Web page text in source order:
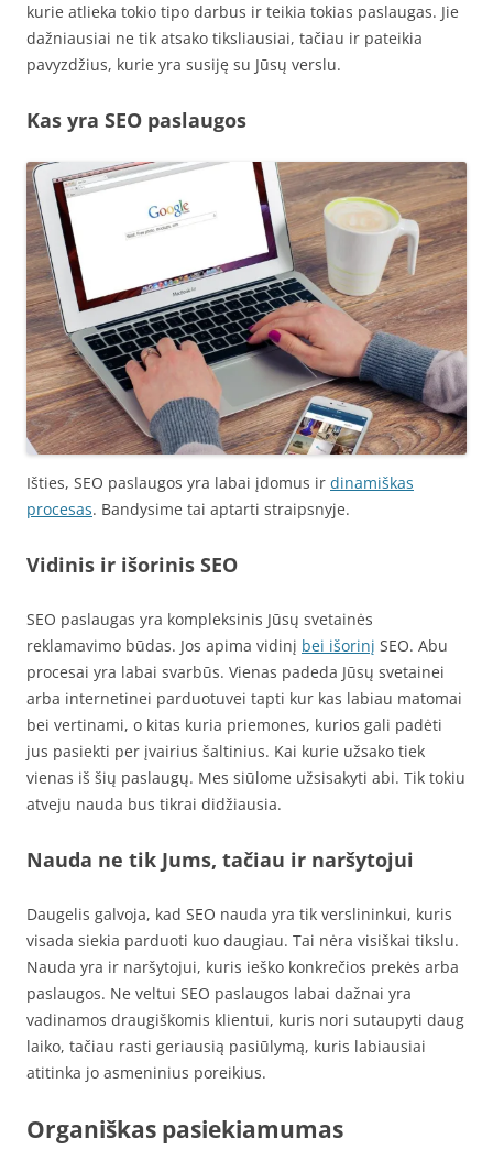
kurie atlieka tokio tipo darbus ir teikia tokias paslaugas. Jie
dažniausiai ne tik atsako tiksliausiai, tačiau ir pateikia
pavyzdžius, kurie yra susiję su Jūsų verslu.
Kas yra SEO paslaugos
Išties, SEO paslaugos yra labai įdomus ir dinamiškas
procesas. Bandysime tai aptarti straipsnyje.
Vidinis ir išorinis SEO
SEO paslaugas yra kompleksinis Jūsų svetainės
reklamavimo būdas. Jos apima vidinį bei išorinį SEO. Abu
procesai yra labai svarbūs. Vienas padeda Jūsų svetainei
arba internetinei parduotuvei tapti kur kas labiau matomai
bei vertinami, o kitas kuria priemones, kurios gali padėti
jus pasiekti per įvairius šaltinius. Kai kurie užsako tiek
vienas iš šių paslaugų. Mes siūlome užsisakyti abi. Tik tokiu
atveju nauda bus tikrai didžiausia.
Nauda ne tik Jums, tačiau ir naršytojui
Daugelis galvoja, kad SEO nauda yra tik verslininkui, kuris
visada siekia parduoti kuo daugiau. Tai nėra visiškai tikslu.
Nauda yra ir naršytojui, kuris ieško konkrečios prekės arba
paslaugos. Ne veltui SEO paslaugos labai dažnai yra
vadinamos draugiškomis klientui, kuris nori sutaupyti daug
laiko, tačiau rasti geriausią pasiūlymą, kuris labiausiai
atitinka jo asmeninius poreikius.
Organiškas pasiekiamumas